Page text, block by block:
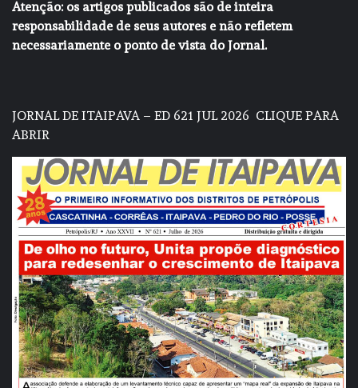
Atenção: os artigos publicados são de inteira
responsabilidade de seus autores e não refletem
necessariamente o ponto de vista do Jornal.
JORNAL DE ITAIPAVA – ED 621 JUL 2026 CLIQUE PARA
ABRIR